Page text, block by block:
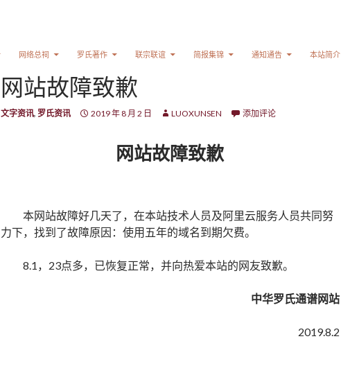
网络总祠 罗氏著作 联宗联谊 简报集锦 通知通告 本站简介
网站故障致歉
文字资讯, 罗氏资讯 2019 年 8 月 2 日 LUOXUNSEN 添加评论
网站故障致歉
本网站故障好几天了，在本站技术人员及阿里云服务人员共同努
力下，找到了故障原因：使用五年的域名到期欠费。
8.1，23点多，已恢复正常，并向热爱本站的网友致歉。
中华罗氏通谱网站
2019.8.2